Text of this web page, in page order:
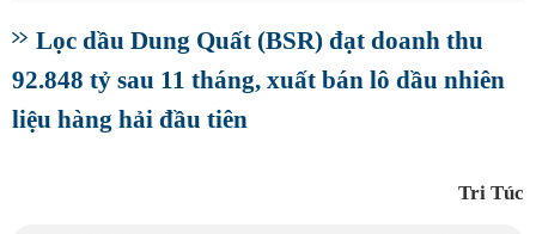
Lọc dầu Dung Quất (BSR) đạt doanh thu
92.848 tỷ sau 11 tháng, xuất bán lô dầu nhiên
liệu hàng hải đầu tiên
Tri Túc